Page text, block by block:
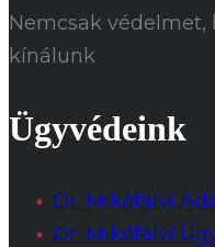
Nemcsak
kínálunk
Ügyvédeink
Dr. Mikófalvi
Dr. Mikófalvi